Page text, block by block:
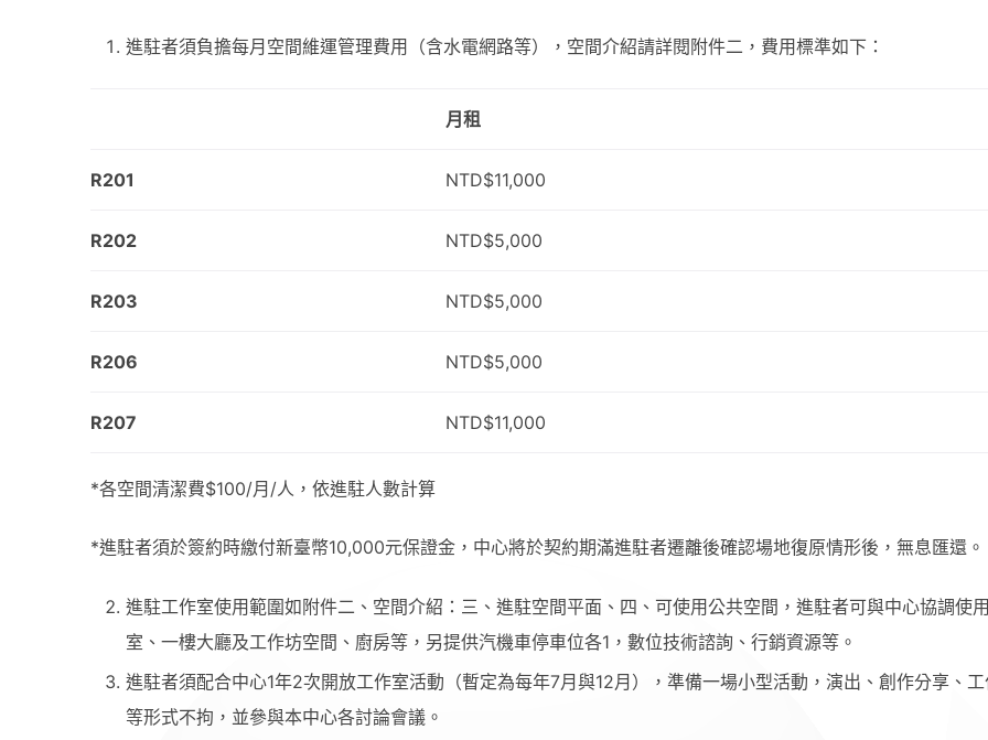
進駐者須負擔每月空間維運管理費用（含水電網路等），空間介紹請詳閱附件二，費用標準如下：
月租
R201 NTD$11,000
R202 NTD$5,000
R203 NTD$5,000
R206 NTD$5,000
R207 NTD$11,000
*各空間清潔費$100/月/人，依進駐人數計算
*進駐者須於簽約時繳付新臺幣10,000元保證金，中心將於契約期滿進駐者遷離後確認場地復原情形後，無息匯還。
進駐工作室使用範圍如附件二、空間介紹：三、進駐空間平面、四、可使用公共空間，進駐者可與中心協調使
室、一樓大廳及工作坊空間、廚房等，另提供汽機車停車位各1，數位技術諮詢、行銷資源等。
進駐者須配合中心1年2次開放工作室活動（暫定為每年7月與12月），準備一場小型活動，演出、創作分享、
等形式不拘，並參與本中心各討論會議。